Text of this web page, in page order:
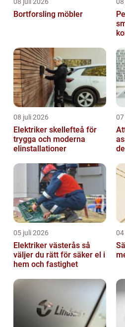
Bortforsling möbler
08 juli 2026
Elektriker skellefteå för
trygga och moderna
elinstallationer
07
05 juli 2026
Elektriker västerås så
väljer du rätt för säker el i
hem och fastighet
04